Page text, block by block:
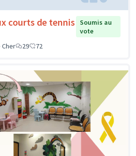
courts de tennis
Soumis au
vote
Cher
29 72